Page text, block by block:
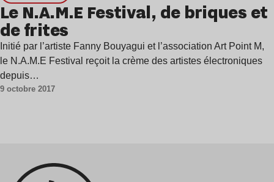
Le N.A.M.E Festival, de briques et
de frites
Initié par l’artiste Fanny Bouyagui et l’association Art Point M,
le N.A.M.E Festival reçoit la crème des artistes électroniques
depuis…
9 octobre 2017